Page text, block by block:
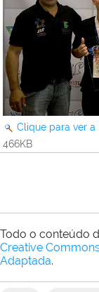
Clique para ver a
466KB
Todo o conteúdo
Creative
Adaptada.